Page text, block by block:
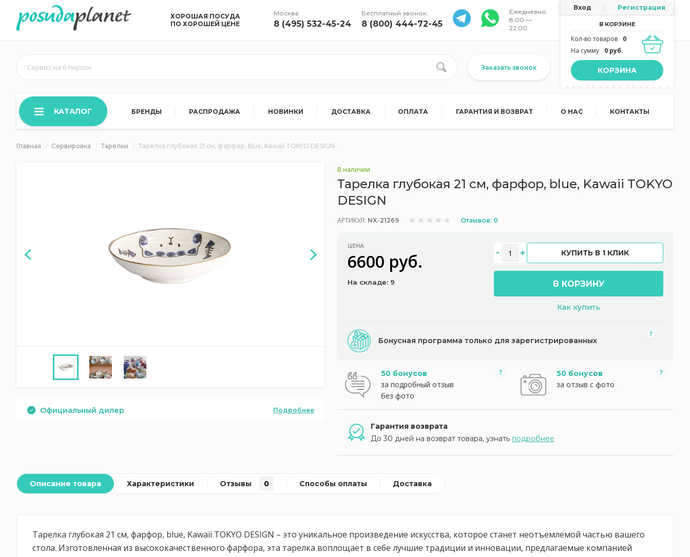
ХОРОШАЯ ПОСУДА
ПО ХОРОШЕЙ ЦЕНЕ
Москва:
8 (495) 532-45-24
Бесплатный звонок:
8 (800) 444-72-45
Ежедневно
8:00 —
22:00
Вход Регистрация
В КОРЗИНЕ
Кол-во товаров
0
На сумму
0 руб.
КОРЗИНА
Сервиз на 6 персон Заказать звонок
КАТАЛОГ БРЕНДЫ РАСПРОДАЖА НОВИНКИ ДОСТАВКА ОПЛАТА ГАРАНТИЯ И ВОЗВРАТ О НАС КОНТАКТЫ
Главная Сервировка Тарелки Тарелка глубокая 21 см, фарфор, blue, Kawaii TOKYO DESIGN
Официальный дилер Подробнее
В наличии
Тарелка глубокая 21 см, фарфор, blue, Kawaii TOKYO
DESIGN
АРТИКУЛ: NX-21269 Отзывов: 0
ЦЕНА
6600 руб.
На складе: 9
КУПИТЬ В 1 КЛИК
В КОРЗИНУ
Как купить
Бонусная программа только для зарегистрированных
50 бонусов
за подробный отзыв
без фото
50 бонусов
за отзыв с фото
Гарантия возврата
До 30 дней на возврат товара, узнать подробнее
Описание товара Характеристики Отзывы 0 Способы оплаты Доставка
Тарелка глубокая 21 см, фарфор, blue, Kawaii TOKYO DESIGN – это уникальное произведение искусства, которое станет неотъемлемой частью вашего
стола. Изготовленная из высококачественного фарфора, эта тарелка воплощает в себе лучшие традиции и инновации, предлагаемые компанией